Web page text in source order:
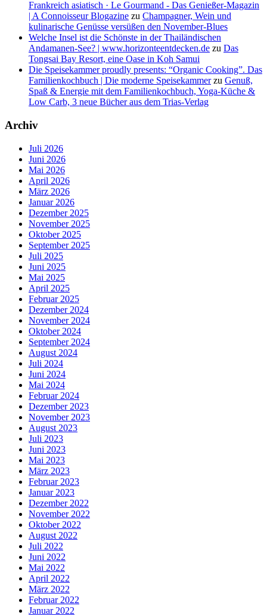
Frankreich asiatisch · Le Gourmand - Das Genießer-Magazin
| A Connoisseur Blogazine zu Champagner, Wein und
kulinarische Genüsse versüßen den November-Blues
Welche Insel ist die Schönste in der Thailändischen
Andamanen-See? | www.horizonteentdecken.de zu Das
Tongsai Bay Resort, eine Oase in Koh Samui
Die Speisekammer proudly presents: “Organic Cooking”. Das
Familienkochbuch | Die moderne Speisekammerzu Genuß,
Spaß & Energie mit dem Familienkochbuch, Yoga-Küche &
Low Carb, 3 neue Bücher aus dem Trias-Verlag
Archiv
Juli 2026
Juni 2026
Mai 2026
April 2026
März 2026
Januar 2026
Dezember 2025
November 2025
Oktober 2025
September 2025
Juli 2025
Juni 2025
Mai 2025
April 2025
Februar 2025
Dezember 2024
November 2024
Oktober 2024
September 2024
August 2024
Juli 2024
Juni 2024
Mai 2024
Februar 2024
Dezember 2023
November 2023
August 2023
Juli 2023
Juni 2023
Mai 2023
März 2023
Februar 2023
Januar 2023
Dezember 2022
November 2022
Oktober 2022
August 2022
Juli 2022
Juni 2022
Mai 2022
April 2022
März 2022
Februar 2022
Januar 2022